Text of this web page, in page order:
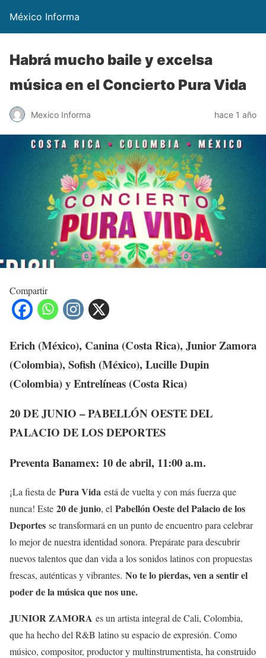
México Informa
Habrá mucho baile y excelsa
música en el Concierto Pura Vida
Mexico Informa hace 1 año
Compartir
Erich (México), Canina (Costa Rica), Junior Zamora
(Colombia), Sofish (México), Lucille Dupin
(Colombia) y Entrelíneas (Costa Rica)
20 DE JUNIO – PABELLÓN OESTE DEL
PALACIO DE LOS DEPORTES
Preventa Banamex: 10 de abril, 11:00 a.m.
¡La fiesta de Pura Vida está de vuelta y con más fuerza que
nunca! Este 20 de junio, el Pabellón Oeste del Palacio de los
Deportes se transformará en un punto de encuentro para celebrar
lo mejor de nuestra identidad sonora. Prepárate para descubrir
nuevos talentos que dan vida a los sonidos latinos con propuestas
frescas, auténticas y vibrantes. No te lo pierdas, ven a sentir el
poder de la música que nos une.
JUNIOR ZAMORA es un artista integral de Cali, Colombia,
que ha hecho del R&B latino su espacio de expresión. Como
músico, compositor, productor y multinstrumentista, ha construido